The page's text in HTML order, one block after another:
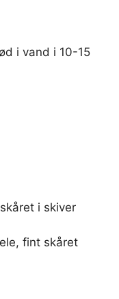
i vand i 10-15
i skiver
fint skåret